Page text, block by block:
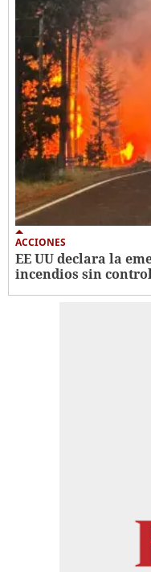
ACCIONES
EE UU declara la
incendios sin